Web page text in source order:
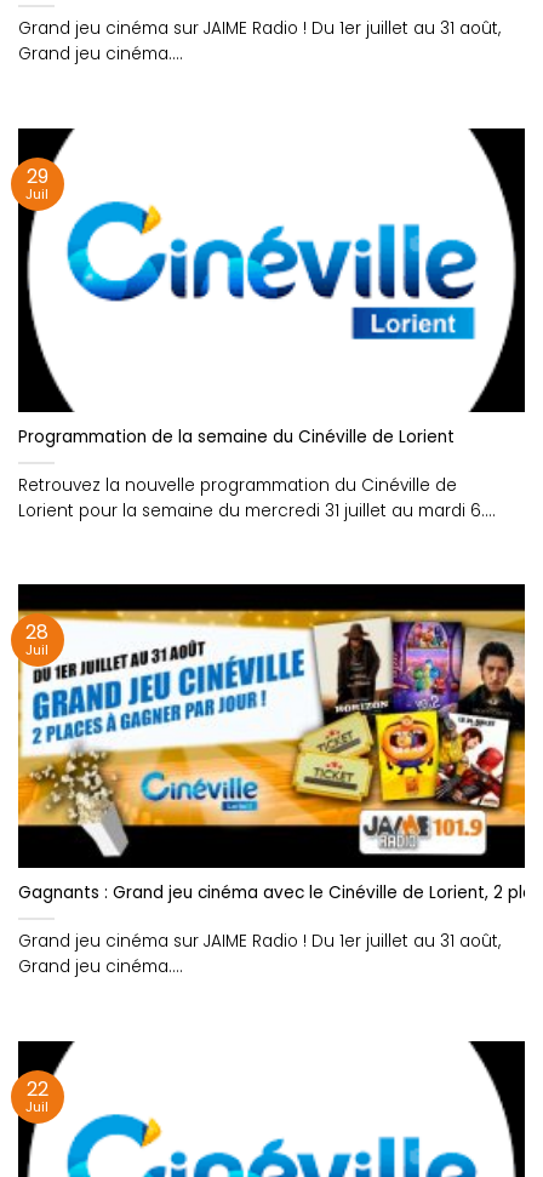
Grand jeu cinéma sur JAIME Radio ! Du 1er juillet au 31 août,
Grand jeu cinéma....
Programmation de la semaine du Cinéville de Lorient
Retrouvez la nouvelle programmation du Cinéville de
Lorient pour la semaine du mercredi 31 juillet au mardi 6....
29
Juil
Gagnants : Grand jeu cinéma avec le Cinéville de Lorient, 2
Grand jeu cinéma sur JAIME Radio ! Du 1er juillet au 31 août,
Grand jeu cinéma....
28
Juil
22
Juil